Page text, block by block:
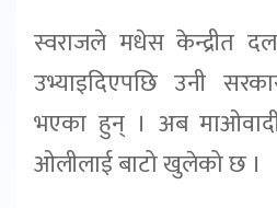
स्वराजले मधेस केन्द्रीत
उभ्याइदिएपछि उनी
भएका हुन् । अब
ओलीलाई बाटो खुलेको छ ।